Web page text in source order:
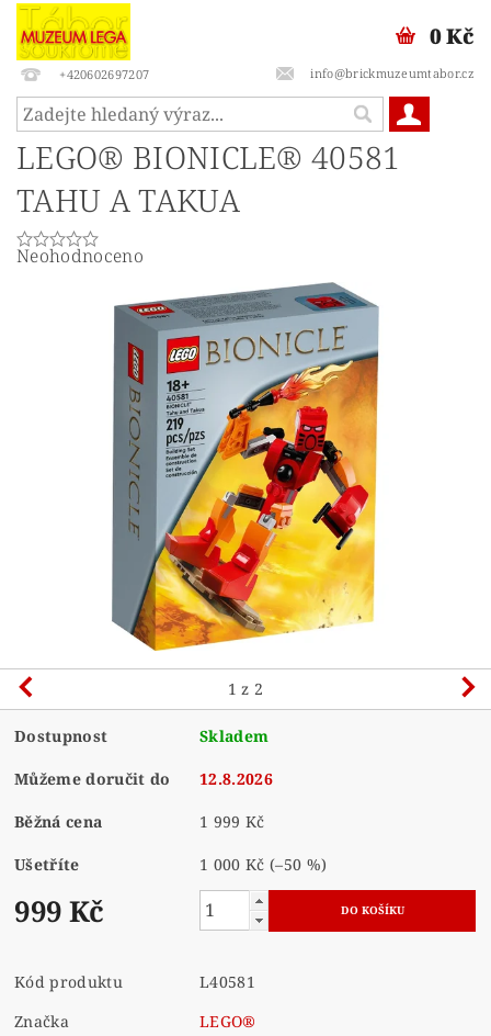
+420602697207 info@brickmuzeumtabor.cz
0 Kč
LEGO® BIONICLE® 40581
TAHU A TAKUA
Neohodnoceno
1 z 2
Dostupnost Skladem
Můžeme doručit do 12.8.2026
Běžná cena 1 999 Kč
Ušetříte 1 000 Kč (–50 %)
999 Kč
Kód produktu
L40581
Značka
LEGO®